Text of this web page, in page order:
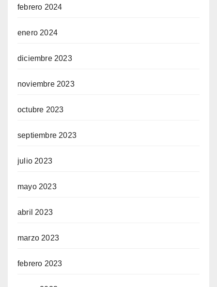
febrero 2024
enero 2024
diciembre 2023
noviembre 2023
octubre 2023
septiembre 2023
julio 2023
mayo 2023
abril 2023
marzo 2023
febrero 2023